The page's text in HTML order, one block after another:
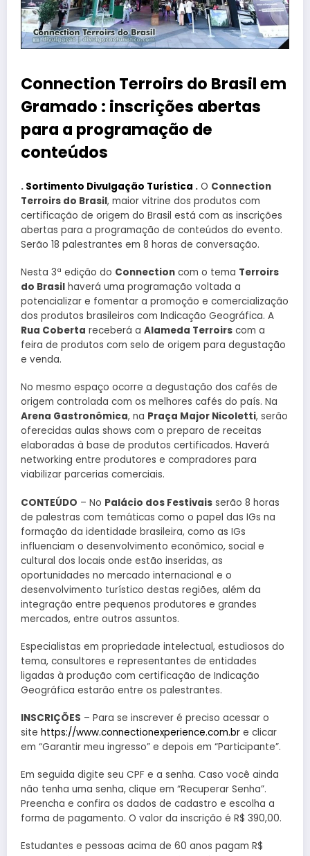
Connection Terroirs do Brasil em
Gramado : inscrições abertas
para a programação de
conteúdos
. Sortimento Divulgação Turística . O Connection
Terroirs do Brasil, maior vitrine dos produtos com
certificação de origem do Brasil está com as inscrições
abertas para a programação de conteúdos do evento.
Serão 18 palestrantes em 8 horas de conversação.
Nesta 3ª edição do Connection com o tema Terroirs
do Brasil haverá uma programação voltada a
potencializar e fomentar a promoção e comercialização
dos produtos brasileiros com Indicação Geográfica. A
Rua Coberta receberá a Alameda Terroirs com a
feira de produtos com selo de origem para degustação
e venda.
No mesmo espaço ocorre a degustação dos cafés de
origem controlada com os melhores cafés do país. Na
Arena Gastronômica, na Praça Major Nicoletti, serão
oferecidas aulas shows com o preparo de receitas
elaboradas à base de produtos certificados. Haverá
networking entre produtores e compradores para
viabilizar parcerias comerciais.
CONTEÚDO – No Palácio dos Festivais serão 8 horas
de palestras com temáticas como o papel das IGs na
formação da identidade brasileira, como as IGs
influenciam o desenvolvimento econômico, social e
cultural dos locais onde estão inseridas, as
oportunidades no mercado internacional e o
desenvolvimento turístico destas regiões, além da
integração entre pequenos produtores e grandes
mercados, entre outros assuntos.
Especialistas em propriedade intelectual, estudiosos do
tema, consultores e representantes de entidades
ligadas à produção com certificação de Indicação
Geográfica estarão entre os palestrantes.
INSCRIÇÕES – Para se inscrever é preciso acessar o
site https://www.connectionexperience.com.br e clicar
em “Garantir meu ingresso” e depois em “Participante”.
Em seguida digite seu CPF e a senha. Caso você ainda
não tenha uma senha, clique em “Recuperar Senha”.
Preencha e confira os dados de cadastro e escolha a
forma de pagamento. O valor da inscrição é R$ 390,00.
Estudantes e pessoas acima de 60 anos pagam R$